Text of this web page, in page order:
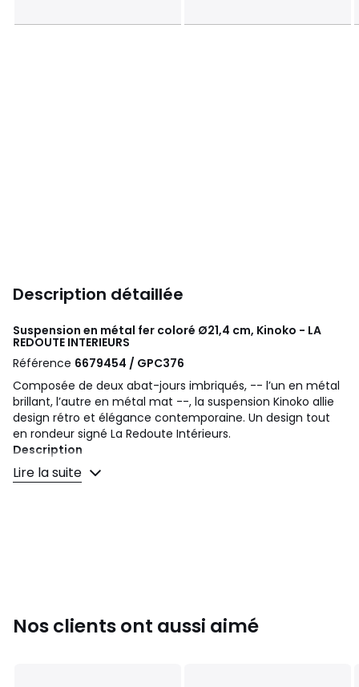
Description détaillée
Suspension en métal fer coloré Ø21,4 cm, Kinoko - LA
REDOUTE INTERIEURS
Référence 6679454 / GPC376
Composée de deux abat-jours imbriqués, -- l’un en métal
brillant, l’autre en métal mat --, la suspension Kinoko allie
design rétro et élégance contemporaine. Un design tout
en rondeur signé La Redoute Intérieurs.
Description
• Double abat-jour en fer finition peinture époxy. 1 abat-
jour avec finition brillante, l'autre avec finition mate
• L28 x H27 x P27 cm, 1,5 kg
Lire la suite
Nos clients ont aussi aimé